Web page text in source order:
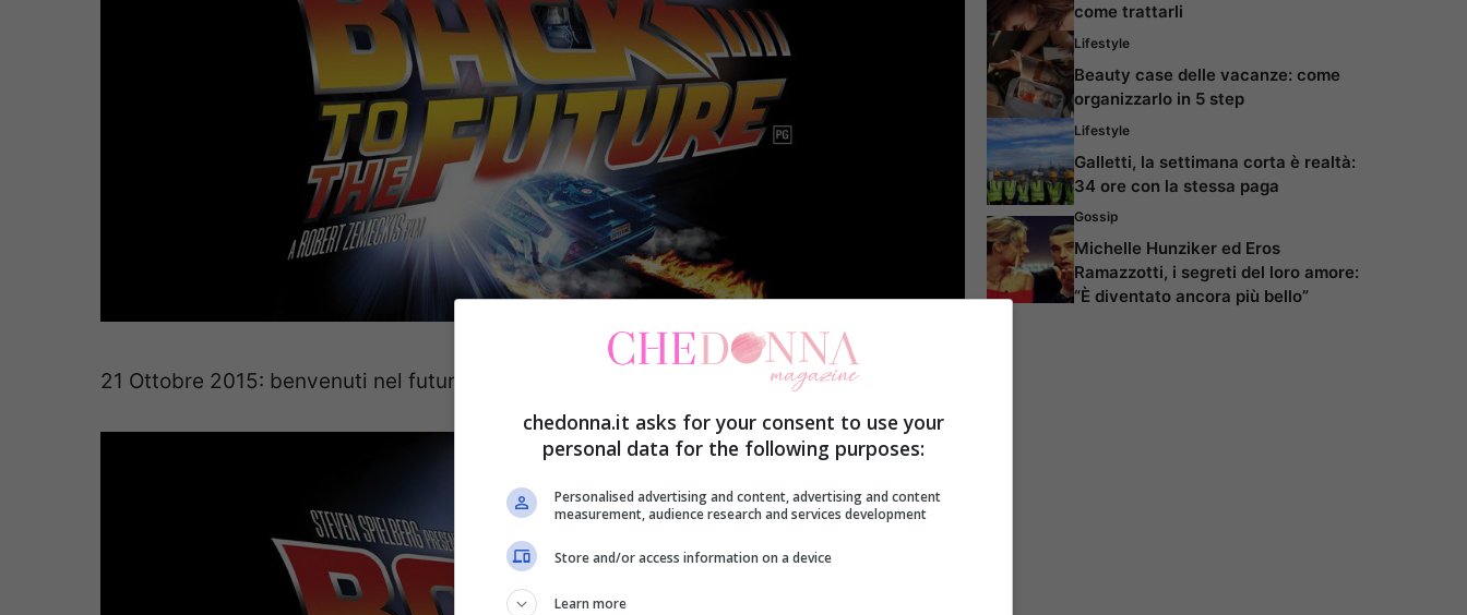
21 Ottobre 2015: benvenuti nel futuro!
come trattarli
Lifestyle
Beauty case delle vacanze: come
organizzarlo in 5 step
Lifestyle
Galletti, la settimana corta è realtà:
34 ore con la stessa paga
Gossip
Michelle Hunziker ed Eros
Ramazzotti, i segreti del loro amore:
“È diventato ancora più bello”
chedonna.it asks for your consent to use your
personal data for the following purposes:
Personalised advertising and content, advertising and content
measurement, audience research and services development
Store and/or access information on a device
Learn more